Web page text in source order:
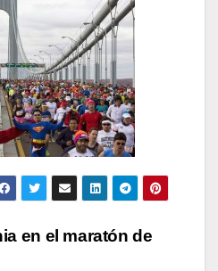
en el maratón de